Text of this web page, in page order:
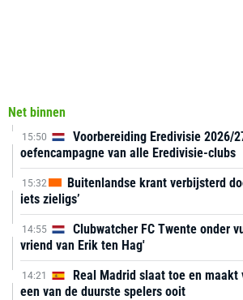
Net binnen
15:50
Voorbereiding Eredivisie 2026/
oefencampagne van alle Eredivisie-clubs
15:32
Buitenlandse krant verbijsterd
iets zieligs’
14:55
Clubwatcher FC Twente onder
vriend van Erik ten Hag'
14:21
Real Madrid slaat toe en maakt
een van de duurste spelers ooit